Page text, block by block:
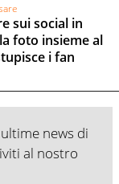
sui social in
foto insieme al
i fan
news di
al nostro